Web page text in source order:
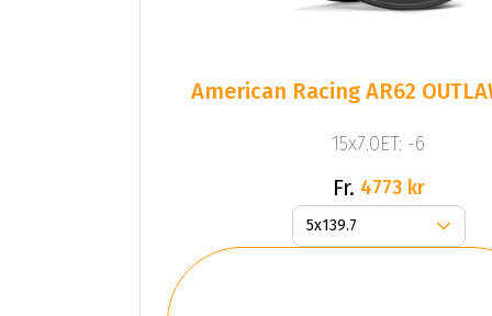
American Racing AR62
15x7.0ET: -6
Fr. 4773 kr